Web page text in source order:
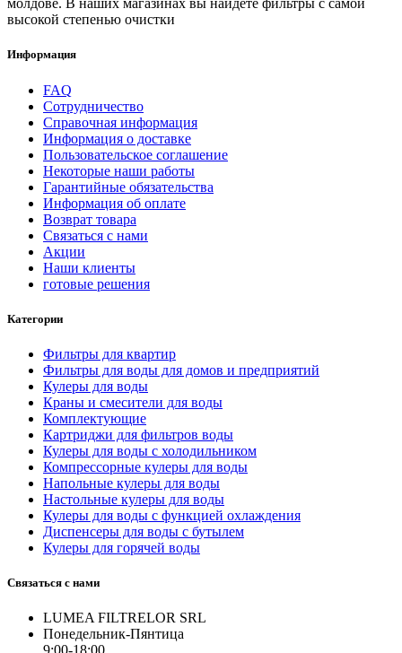
молдове. В наших магазинах вы найдете фильтры с самой
высокой степенью очистки
Информация
FAQ
Сотрудничество
Справочная информация
Информация о доставке
Пользовательское соглашение
Некоторые наши работы
Гарантийные обязательства
Информация об оплате
Возврат товара
Связаться с нами
Акции
Наши клиенты
готовые решения
Категории
Фильтры для квартир
Фильтры для воды для домов и предприятий
Кулеры для воды
Краны и смесители для воды
Комплектующие
Картриджи для фильтров воды
Кулеры для воды с холодильником
Компрессорные кулеры для воды
Напольные кулеры для воды
Настольные кулеры для воды
Кулеры для воды с функцией охлаждения
Диспенсеры для воды с бутылем
Кулеры для горячей воды
Связаться с нами
LUMEA FILTRELOR SRL
Понедельник-Пянтица